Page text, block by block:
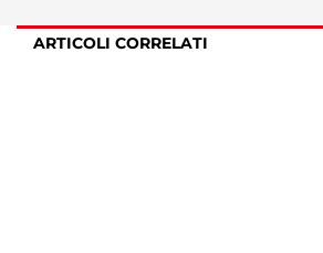
ARTICOLI CORRELATI